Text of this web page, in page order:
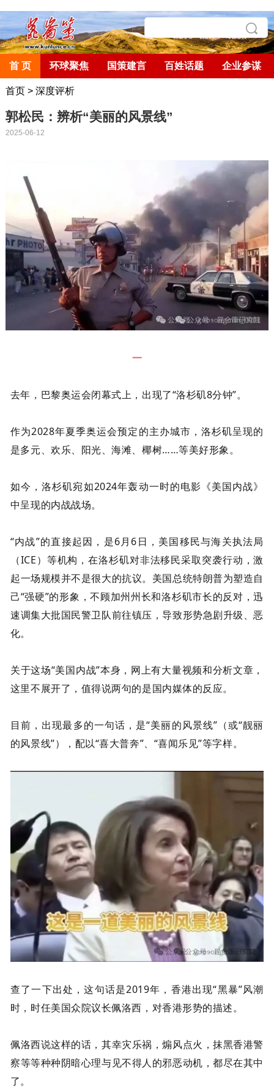
首 页 环球聚焦 国策建言 百姓话题 企业参谋
首页> 深度评析
郭松民：辨析“美丽的风景线”
2025-06-12
一
去年，巴黎奥运会闭幕式上，出现了“洛杉矶8分钟”。
作为2028年夏季奥运会预定的主办城市，洛杉矶呈现的
是多元、欢乐、阳光、海滩、椰树……等美好形象。
如今，洛杉矶宛如2024年轰动一时的电影《美国内战》
中呈现的内战战场。
“内战”的直接起因，是6月 6日，美国移民与海关执法局
（ICE）等机构，在洛杉矶对非法移民采取突袭行动，激
起一场规模并不是很大的抗议。美国总统特朗普为塑造自
己“强硬”的形象，不顾加州州长和洛杉矶市长的反对，迅
速调集大批国民警卫队前往镇压，导致形势急剧升级、恶
化。
关于这场“美国内战”本身，网上有大量视频和分析文章，
这里不展开了，值得说两句的是国内媒体的反应。
目前，出现最多的一句话，是“美丽的风景线”（或“靓丽
的风景线”），配以“喜大普奔”、“喜闻乐见”等字样。
查了一下出处，这句话是2019年，香港出现“黑暴”风潮
时，时任美国众院议长佩洛西，对香港形势的描述。
佩洛西说这样的话，其幸灾乐祸，煽风点火，抹黑香港警
察等等种种阴暗心理与见不得人的邪恶动机，都尽在其中
了。